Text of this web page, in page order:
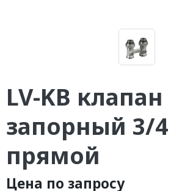
LV-KB клапан
запорный 3/4
прямой
Цена по запросу